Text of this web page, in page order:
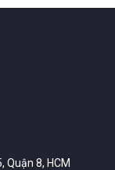
Quận 8, HCM